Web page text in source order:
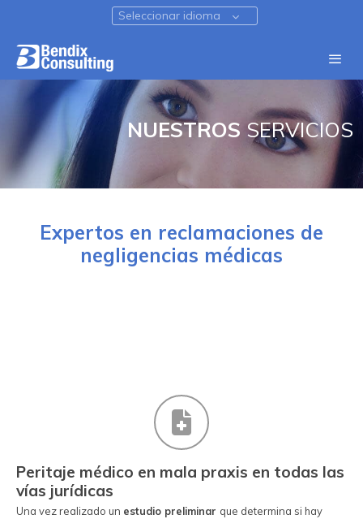
Seleccionar idioma
NUESTROS SERVICIOS
Expertos en reclamaciones de
negligencias médicas
Peritaje médico en mala praxis en todas las
vías jurídicas
Una vez realizado un estudio preliminar que determina si hay